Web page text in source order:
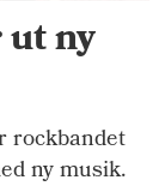
ny
rockbandet
ny musik.